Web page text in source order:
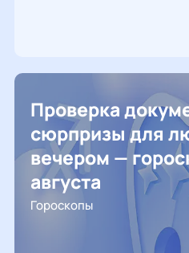
Проверка
сюрпризы для
вечером —
августа
Гороскопы